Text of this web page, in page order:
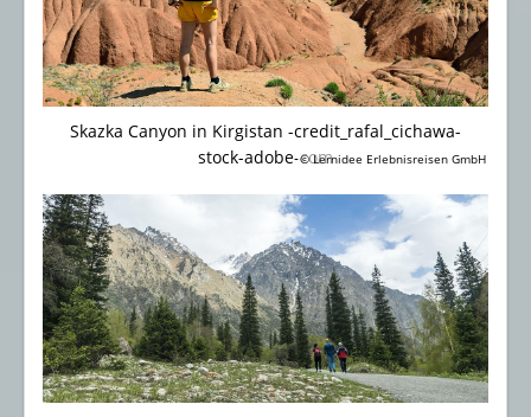
© Lernidee Erlebnisreisen GmbH
Skazka Canyon in Kirgistan -credit_rafal_cichawa-
stock-adobe-com